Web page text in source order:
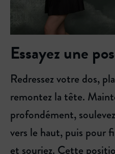
Essayez une
Redressez votre dos,
remontez la tête.
profondément,
vers le haut, puis pour
et souriez. Cette